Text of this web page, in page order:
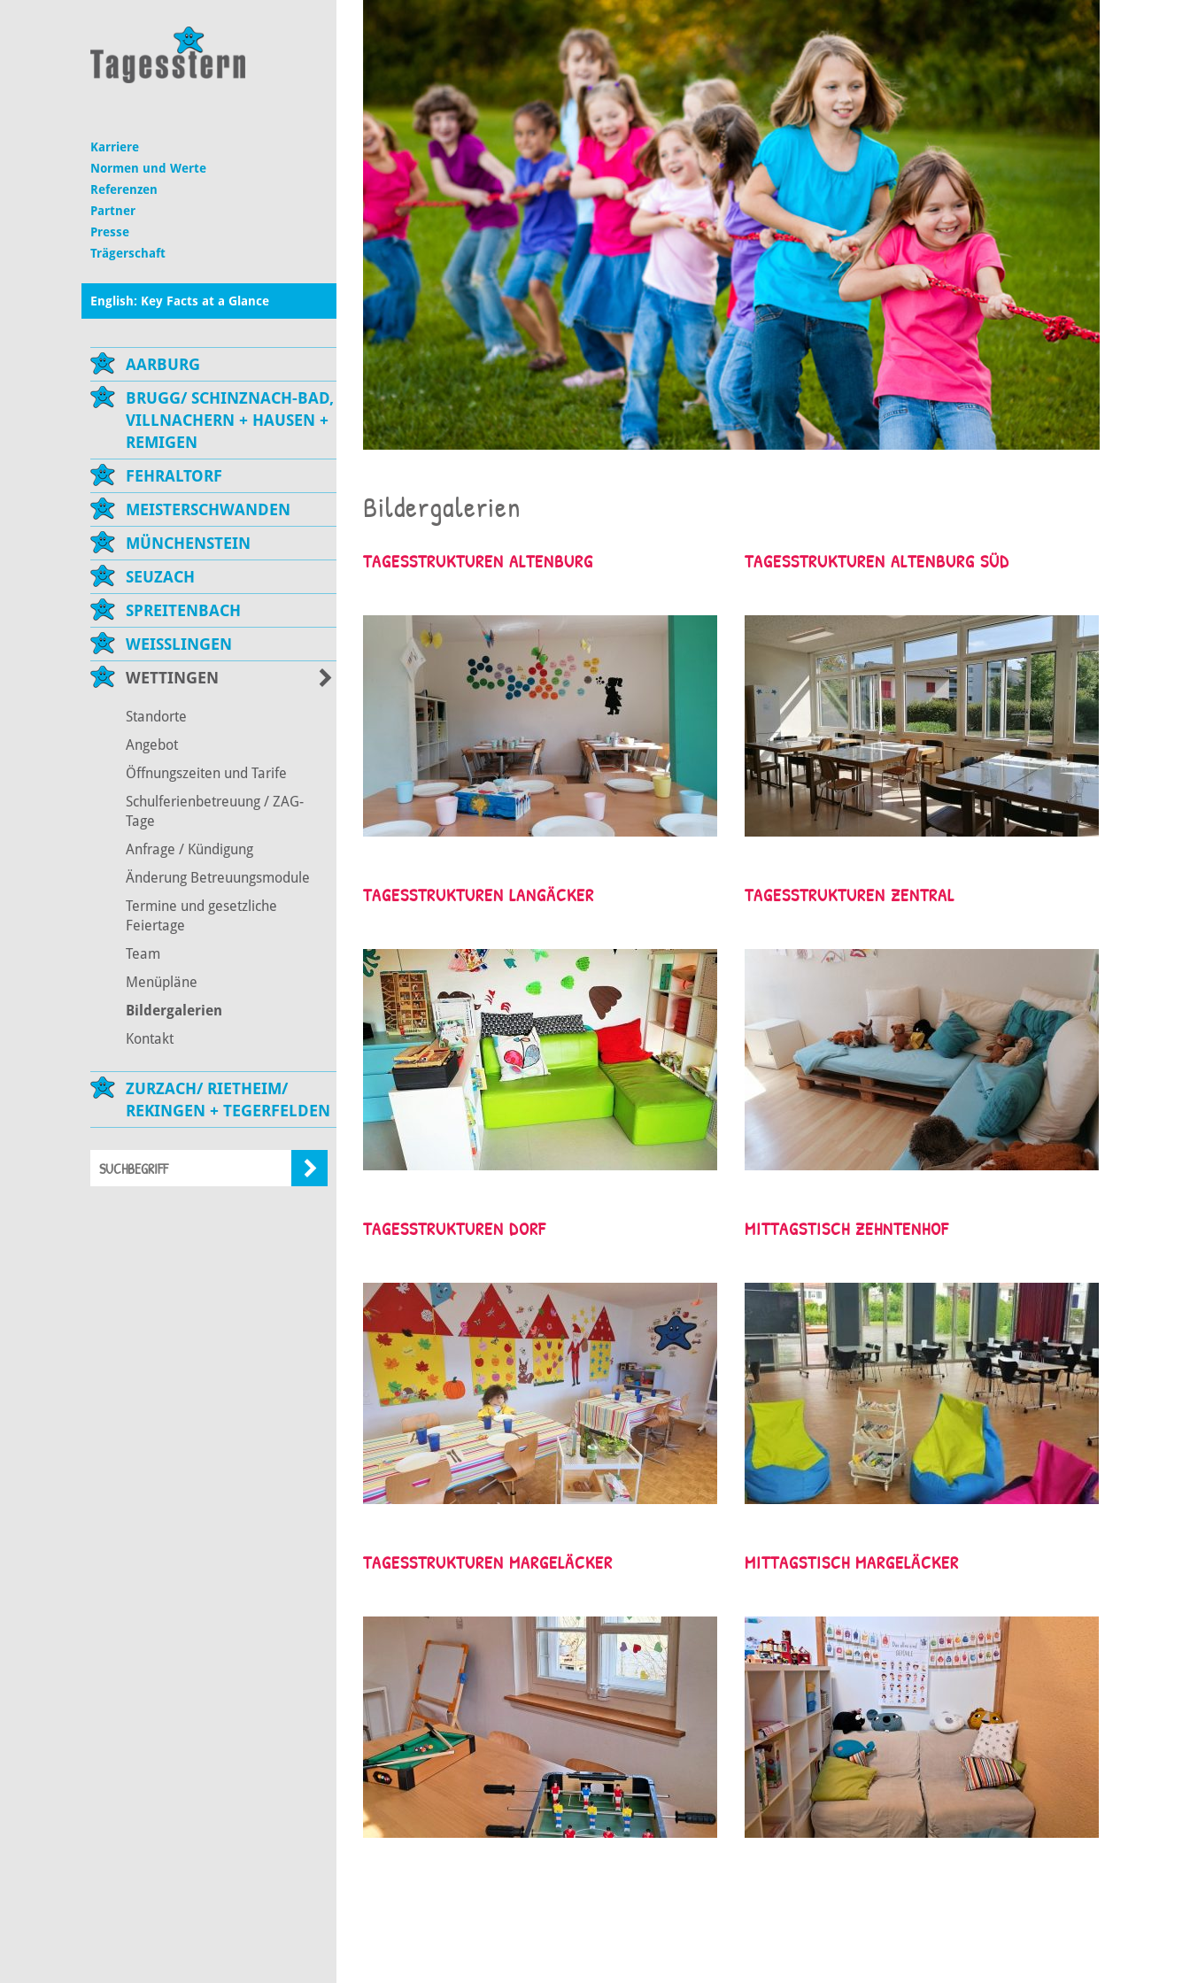
Karriere
Normen und Werte
Referenzen
Partner
Presse
Trägerschaft
English: Key Facts at a Glance
AARBURG
BRUGG/ SCHINZNACH-BAD,
VILLNACHERN + HAUSEN +
REMIGEN
FEHRALTORF
MEISTERSCHWANDEN
MÜNCHENSTEIN
SEUZACH
SPREITENBACH
WEISSLINGEN
WETTINGEN
Standorte
Angebot
Öffnungszeiten und Tarife
Schulferienbetreuung / ZAG-
Tage
Anfrage / Kündigung
Änderung Betreuungsmodule
Termine und gesetzliche
Feiertage
Team
Menüpläne
Bildergalerien
Kontakt
ZURZACH/ RIETHEIM/
REKINGEN + TEGERFELDEN
Bildergalerien
TAGESSTRUKTUREN ALTENBURG TAGESSTRUKTUREN ALTENBURG SÜD
TAGESSTRUKTUREN LANGÄCKER TAGESSTRUKTUREN ZENTRAL
TAGESSTRUKTUREN DORF MITTAGSTISCH ZEHNTENHOF
TAGESSTRUKTUREN MARGELÄCKER MITTAGSTISCH MARGELÄCKER